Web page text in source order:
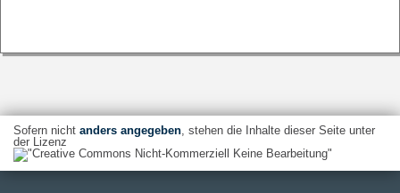
Sofern nicht anders angegeben, stehen die Inhalte dieser Seite unter
der Lizenz